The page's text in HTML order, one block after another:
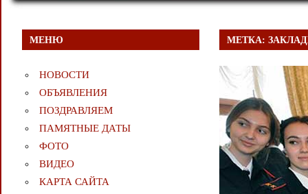
МЕТКА:
МЕНЮ
НОВОСТИ
ОБЪЯВЛЕНИЯ
ПОЗДРАВЛЯЕМ
ПАМЯТНЫЕ ДАТЫ
ФОТО
ВИДЕО
КАРТА САЙТА